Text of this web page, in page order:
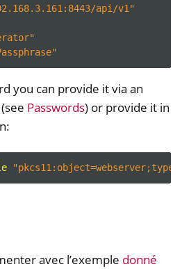
api/v1"
you can provide it via an
Passwords) or provide it in
avec l’exemple donné